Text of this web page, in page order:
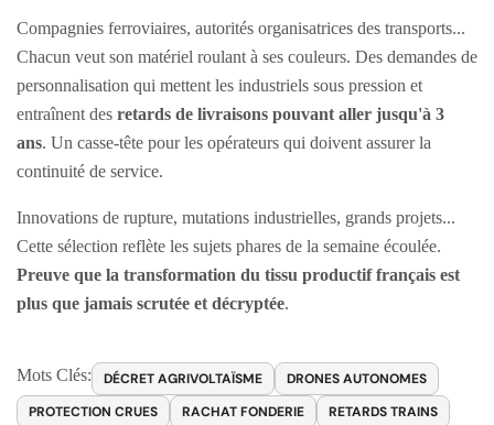
Compagnies ferroviaires, autorités organisatrices des transports...
Chacun veut son matériel roulant à ses couleurs. Des demandes de
personnalisation qui mettent les industriels sous pression et
entraînent des retards de livraisons pouvant aller jusqu'à 3
ans. Un casse-tête pour les opérateurs qui doivent assurer la
continuité de service.
Innovations de rupture, mutations industrielles, grands projets...
Cette sélection reflète les sujets phares de la semaine écoulée.
Preuve que la transformation du tissu productif français est
plus que jamais scrutée et décryptée.
Mots Clés: DÉCRET AGRIVOLTAÏSME
DRONES AUTONOMES
PROTECTION CRUES
RACHAT FONDERIE RETARDS TRAINS